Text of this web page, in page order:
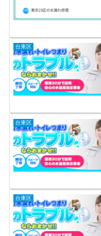
台東区
台東区
台東区